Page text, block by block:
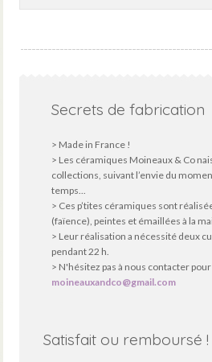
Secrets de fabrication
> Made in France !
> Les céramiques Moineaux & Co
collections, suivant l’envie du
temps...
> Ces p’tites céramiques sont
(faïence), peintes et émaillées à la
> Leur réalisation a nécessité deux
pendant 22 h.
> N'hésitez pas à nous contacter pour
moineauxandco@gmail.com
Satisfait ou remboursé !